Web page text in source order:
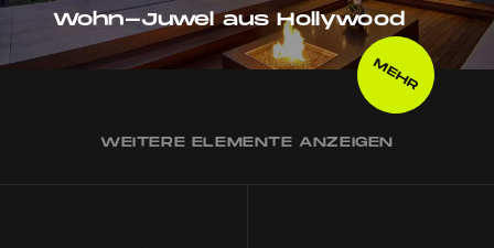
Wohn-Juwel aus Hollywood
MEHR
WEITERE ELEMENTE ANZEIGEN